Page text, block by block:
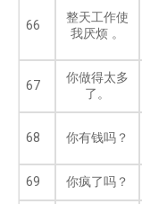
66
整天工作使
我厌烦 。
67
你做得太多
了。
68 你有钱吗？
69 你疯了吗？